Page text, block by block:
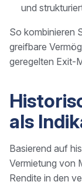
und
So kombinieren
greifbare
geregelten Exit-
als
Basierend auf
Vermietung von
Rendite in den